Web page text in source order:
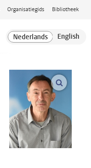
Organisatiegids Bibliotheek
open